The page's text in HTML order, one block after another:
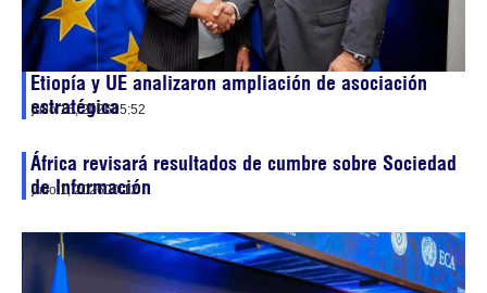
Etiopía y UE analizaron ampliación de asociación
estratégica
julio 16, 202605:52
África revisará resultados de cumbre sobre Sociedad
de Información
julio 1, 202600:12